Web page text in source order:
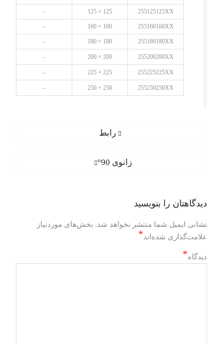
255125125XX
125 × 125
–
255160160XX
160 × 160
–
255180180XX
180 × 180
–
255200200XX
200 × 200
–
255225225XX
225 × 225
–
255250250XX
250 × 250
–
Previous
رابط
Next
زانوی 90°
دیدگاهتان را بنویسید
نشانی ایمیل شما منتشر نخواهد شد. بخش‌های موردنیاز
علامت‌گذاری شده‌اند *
دیدگاه*